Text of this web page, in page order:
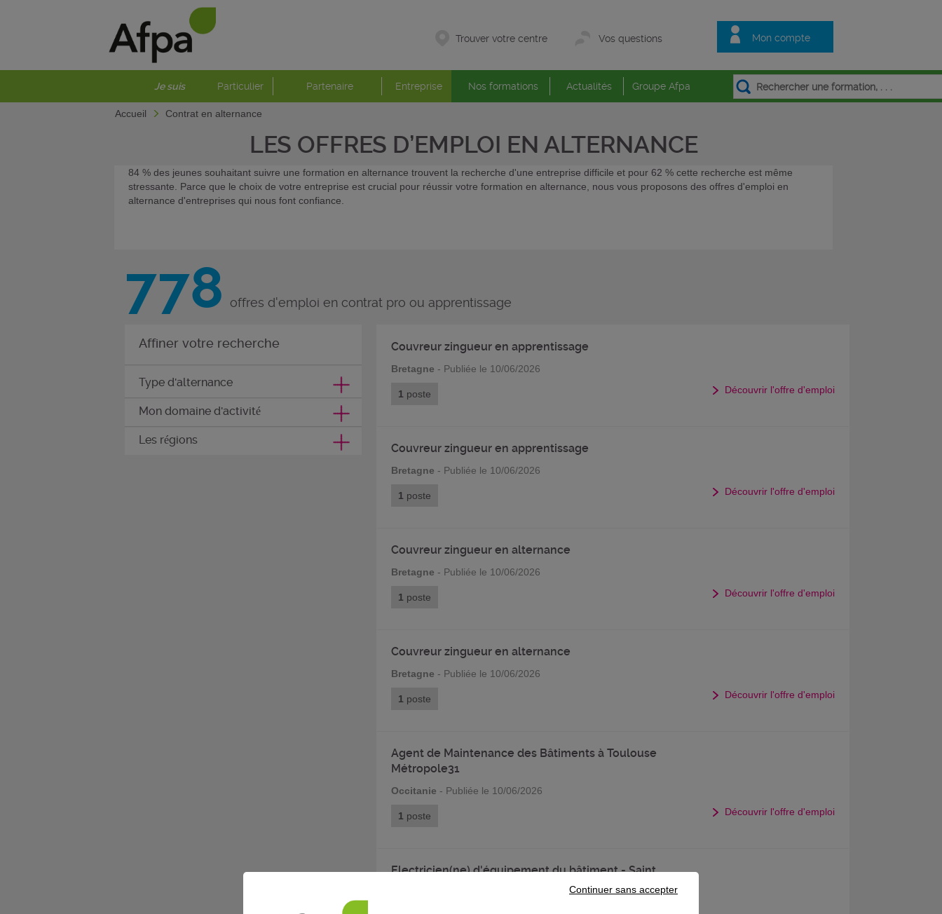
Mon compte
Trouver votre centre Vos questions
Je suis Particulier Partenaire Entreprise Nos formations Actualités Groupe Afpa
Accueil Contrat en alternance
LES OFFRES D’EMPLOI EN ALTERNANCE
84 % des jeunes souhaitant suivre une formation en alternance trouvent la recherche d'une entreprise difficile et pour 62 % cette recherche est même
stressante. Parce que le choix de votre entreprise est crucial pour réussir votre formation en alternance, nous vous proposons des offres d'emploi en
alternance d'entreprises qui nous font confiance.
778 offres d'emploi en contrat pro ou apprentissage
Affiner votre recherche
Type d'alternance
Mon domaine d'activité
Les régions
Couvreur zingueur en apprentissage
Bretagne - Publiée le 10/06/2026
1 poste Découvrir l'offre d'emploi
Couvreur zingueur en apprentissage
Bretagne - Publiée le 10/06/2026
1 poste Découvrir l'offre d'emploi
Couvreur zingueur en alternance
Bretagne - Publiée le 10/06/2026
1 poste Découvrir l'offre d'emploi
Couvreur zingueur en alternance
Bretagne - Publiée le 10/06/2026
1 poste Découvrir l'offre d'emploi
Agent de Maintenance des Bâtiments à Toulouse
Métropole31
Occitanie - Publiée le 10/06/2026
1 poste Découvrir l'offre d'emploi
Electricien(ne) d'équipement du bâtiment - Saint
Continuer sans accepter